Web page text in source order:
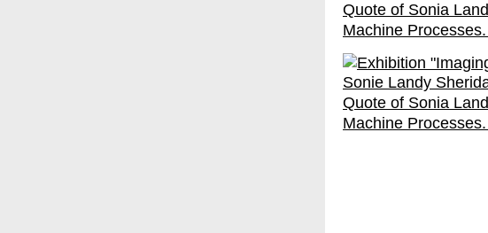
Quote of Sonia
Machine
Quote of Sonia
Machine